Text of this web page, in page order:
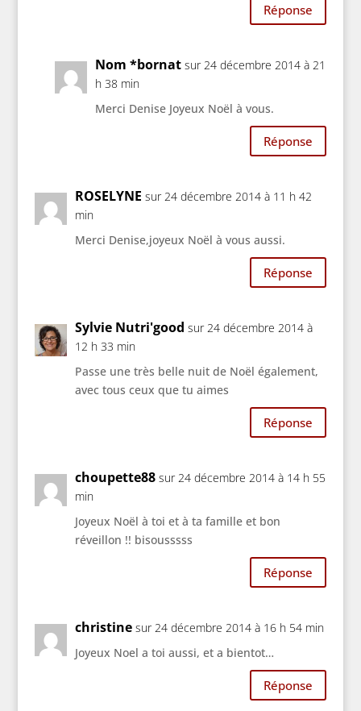
Réponse
Nom *bornat sur 24 décembre 2014 à 21
h 38 min
Merci Denise Joyeux Noël à vous.
Réponse
ROSELYNE sur 24 décembre 2014 à 11 h 42
min
Merci Denise,joyeux Noël à vous aussi.
Réponse
Sylvie Nutri'good sur 24 décembre 2014 à
12 h 33 min
Passe une très belle nuit de Noël également,
avec tous ceux que tu aimes
Réponse
choupette88 sur 24 décembre 2014 à 14 h 55
min
Joyeux Noël à toi et à ta famille et bon
réveillon !! bisousssss
Réponse
christine sur 24 décembre 2014 à 16 h 54 min
Joyeux Noel a toi aussi, et a bientot…
Réponse